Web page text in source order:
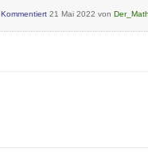
Kommentiert 21 Mai 2022 von